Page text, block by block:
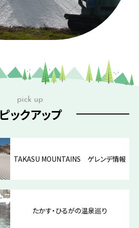
pick up
ピックアップ
TAKASU MOUNTAINS ゲレンデ情報
たかす・ひるがの温泉巡り